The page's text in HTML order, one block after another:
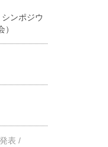
ンポジウ
表 /